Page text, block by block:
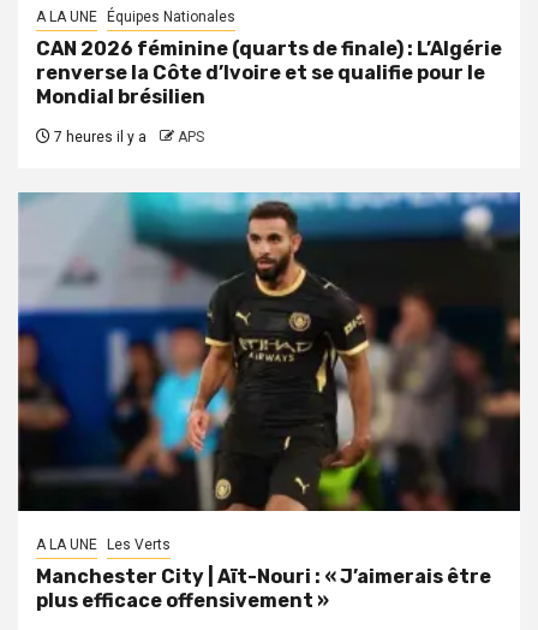
A LA UNE Équipes Nationales
CAN 2026 féminine (quarts de finale) : L’Algérie
renverse la Côte d’Ivoire et se qualifie pour le
Mondial brésilien
7 heures il y a APS
A LA UNE Les Verts
Manchester City | Aït-Nouri : « J’aimerais être
plus efficace offensivement »